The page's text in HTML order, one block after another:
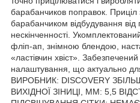
барабанчиков поправок.
барабанчиком відбудування від
нескінченності.
фліп-ап, знімною блендою,
«ластівчин хвіст».
налаштування, що актуально
ВИРОБНИК: DISCOVERY
ВИХІДНОЇ ЗІНИЦІ, ММ: 5,5